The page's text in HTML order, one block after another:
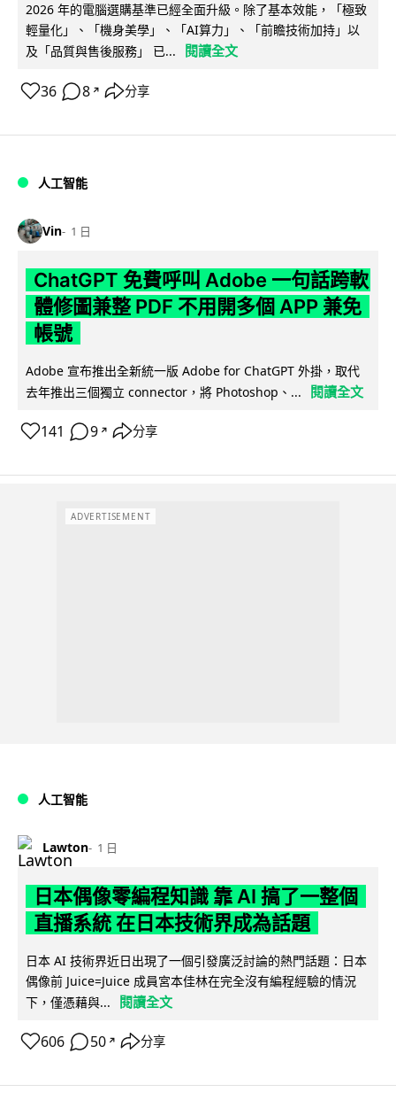
2026 年的電腦選購基準已經全面升級。除了基本效能，「極致
輕量化」、「機身美學」、「AI算力」、「前瞻技術加持」以
及「品質與售後服務」 已...
閱讀全文
36 8 ↗ 分享
人工智能
Vin 1 日
ChatGPT 免費呼叫 Adobe 一句話跨軟
體修圖兼整 PDF 不用開多個 APP 兼免
帳號
Adobe 宣布推出全新統一版 Adobe for ChatGPT 外掛，取代
去年推出三個獨立 connector，將 Photoshop、...
閱讀全文
141 9 ↗ 分享
ADVERTISEMENT
人工智能
Lawton 1 日
日本偶像零編程知識 靠 AI 搞了一整個
直播系統 在日本技術界成為話題
日本 AI 技術界近日出現了一個引發廣泛討論的熱門話題：日本
偶像前 Juice=Juice 成員宮本佳林在完全沒有編程經驗的情況
下，僅憑藉與...
閱讀全文
606 50 ↗ 分享